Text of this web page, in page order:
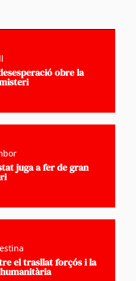
obre la
juga a fer de gran
el trasllat forçós i la